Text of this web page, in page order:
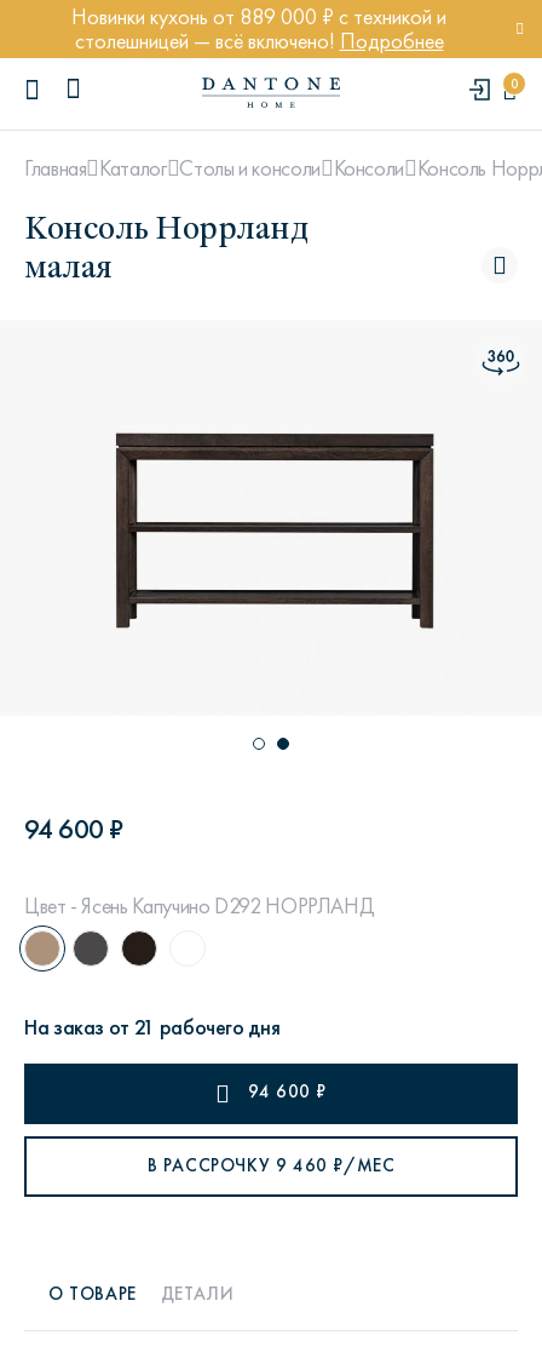
Новинки кухонь от 889 000 ₽ с техникой и
столешницей — всё включено! Подробнее
0
Кровать Ньюбери
Стул Престон
Главная Каталог Столы и консоли Консоли Консоль
Консоль Норрланд
малая
94 600 ₽
Цвет - Ясень Капучино D292 НОРРЛАНД
На заказ от 21 рабочего дня
94 600 ₽
В РАССРОЧКУ 9 460 ₽/МЕС
О ТОВАРЕ ДЕТАЛИ